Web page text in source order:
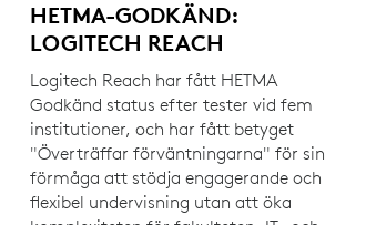
HETMA-GODKÄND:
LOGITECH REACH
Logitech Reach har fått HETMA
Godkänd status efter tester vid fem
institutioner, och har fått betyget
"Överträffar förväntningarna" för sin
förmåga att stödja engagerande och
flexibel undervisning utan att öka